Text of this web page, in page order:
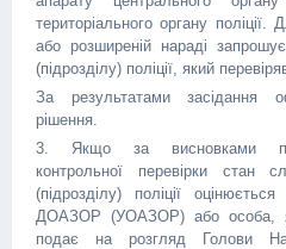
територіального органу поліції.
або розширеній нараді
(підрозділу) поліції, який
За результатами засідання
рішення.
3. Якщо за висновками
контрольної перевірки стан
(підрозділу) поліції
ДОАЗОР (УОАЗОР) або особа,
подає на розгляд Голови